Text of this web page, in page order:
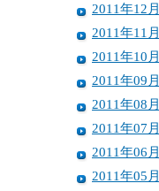
2011年12月
2011年11月
2011年10月
2011年09月
2011年08月
2011年07月
2011年06月
2011年05月